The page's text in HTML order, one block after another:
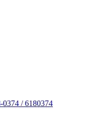
0374 / 6180374